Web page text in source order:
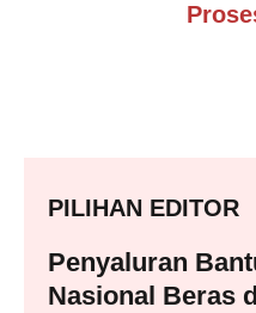
PILIHAN EDITOR
Penyaluran
Nasional Beras